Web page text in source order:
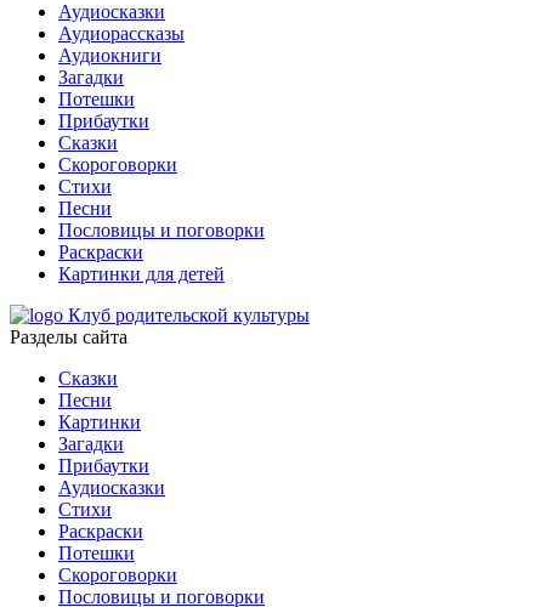
Аудиосказки
Аудиорассказы
Аудиокниги
Загадки
Потешки
Прибаутки
Сказки
Скороговорки
Стихи
Песни
Пословицы и поговорки
Раскраски
Картинки для детей
Клуб родительской культуры
Разделы сайта
Сказки
Песни
Картинки
Загадки
Прибаутки
Аудиосказки
Стихи
Раскраски
Потешки
Скороговорки
Пословицы и поговорки